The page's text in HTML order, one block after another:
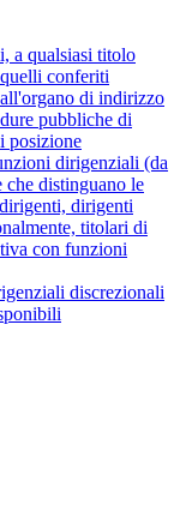
a qualsiasi titolo
conferiti
di indirizzo
pubbliche di
posizione
dirigenziali (da
che distinguano le
dirigenti
titolari di
con funzioni
discrezionali